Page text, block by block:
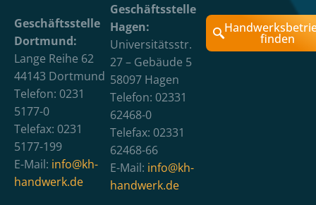
Geschäftsstelle
Dortmund:
Lange Reihe 62
44143 Dortmund
Telefon: 0231
5177-0
Telefax: 0231
5177-199
E-Mail: info@kh-
handwerk.de
Geschäftsstelle
Hagen:
Universitätsstr.
27 – Gebäude 5
58097 Hagen
Telefon: 02331
62468-0
Telefax: 02331
62468-66
E-Mail: info@kh-
handwerk.de
finden